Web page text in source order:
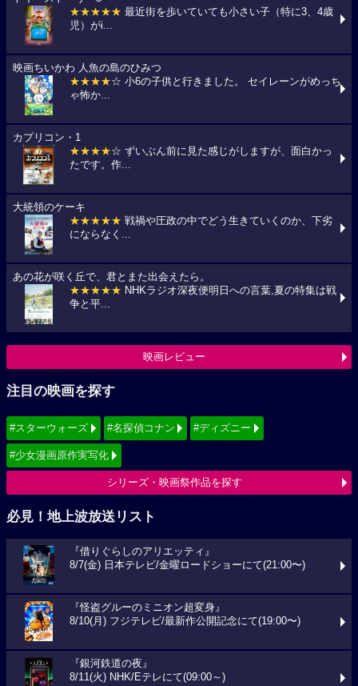
★★★★★ 最近街を歩いていても小さい子（特に3、4歳
児）がi...
映画ちいかわ 人魚の島のひみつ
★★★★☆ 小6の子供と行きました。 セイレーンがめっち
ゃ怖か...
カプリコン・1
★★★★☆ ずいぶん前に見た感じがしますが、面白かっ
たです。作...
大統領のケーキ
★★★★★ 戦禍や圧政の中でどう生きていくのか、下劣
にならなく...
あの花が咲く丘で、君とまた出会えたら。
★★★★★ NHKラジオ深夜便明日への言葉,夏の特集は戦
争と平...
映画レビュー
注目の映画を探す
#スターウォーズ #名探偵コナン #ディズニー
#少女漫画原作実写化
シリーズ・映画祭作品を探す
必見！地上波放送リスト
『借りぐらしのアリエッティ』
8/7(金) 日本テレビ/金曜ロードショーにて(21:00〜)
『怪盗グルーのミニオン超変身』
8/10(月) フジテレビ/最新作公開記念にて(19:00〜)
『銀河鉄道の夜』
8/11(火) NHK/Eテレにて(09:00～)